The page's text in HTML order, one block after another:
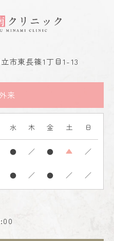
市東長篠1丁目1-13
来
水 木 金 土 日
● ／ ● ▲ ／
● ／ ● ／ ／